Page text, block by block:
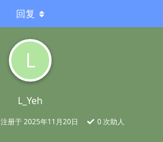
L
L_Yeh
注册于2025年11月20日 0 次助人
回复